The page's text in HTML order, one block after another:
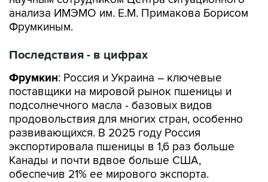
анализа ИМЭМО им. Е.М. Примакова Борисом
Фрумкиным.
Последствия - в цифрах
Фрумкин: Россия и Украина – ключевые
поставщики на мировой рынок пшеницы и
подсолнечного масла - базовых видов
продовольствия для многих стран, особенно
развивающихся. В 2025 году Россия
экспортировала пшеницы в 1,6 раз больше
Канады и почти вдвое больше США,
обеспечив 21% ее мирового экспорта.